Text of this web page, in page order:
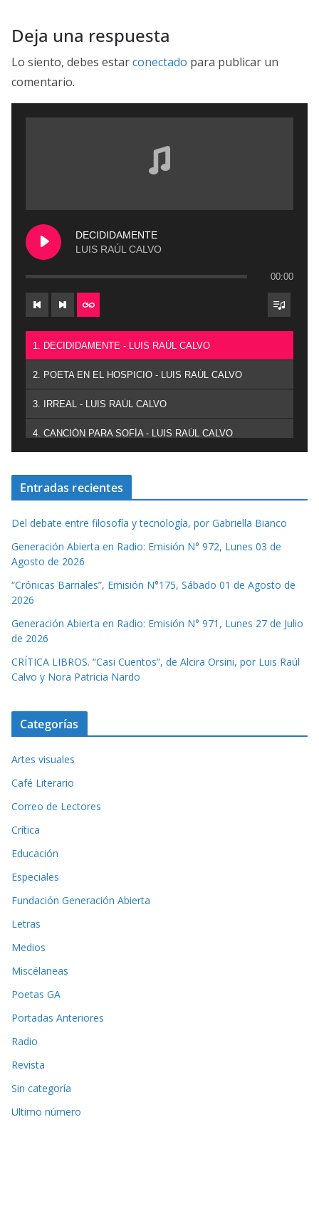
Deja una respuesta
Lo siento, debes estarconectado para publicar un
comentario.
DECIDIDAMENTE
LUIS RAÚL CALVO
00:00
1. DECIDIDAMENTE - LUIS RAÚL CALVO
2. POETA EN EL HOSPICIO - LUIS RAÚL CALVO
3. IRREAL - LUIS RAÚL CALVO
4. CANCIÓN PARA SOFÍA - LUIS RAÚL CALVO
Entradas recientes
Del debate entre filosofía y tecnología, por Gabriella Bianco
Generación Abierta en Radio: Emisión N° 972, Lunes 03 de
Agosto de 2026
“Crónicas Barriales”, Emisión N°175, Sábado 01 de Agosto de
2026
Generación Abierta en Radio: Emisión N° 971, Lunes 27 de Julio
de 2026
CRÍTICA LIBROS. “Casi Cuentos”, de Alcira Orsini, por Luis Raúl
Calvo y Nora Patricia Nardo
Categorías
Artes visuales
Café Literario
Correo de Lectores
Crítica
Educación
Especiales
Fundación Generación Abierta
Letras
Medios
Miscélaneas
Poetas GA
Portadas Anteriores
Radio
Revista
Sin categoría
Ultimo número